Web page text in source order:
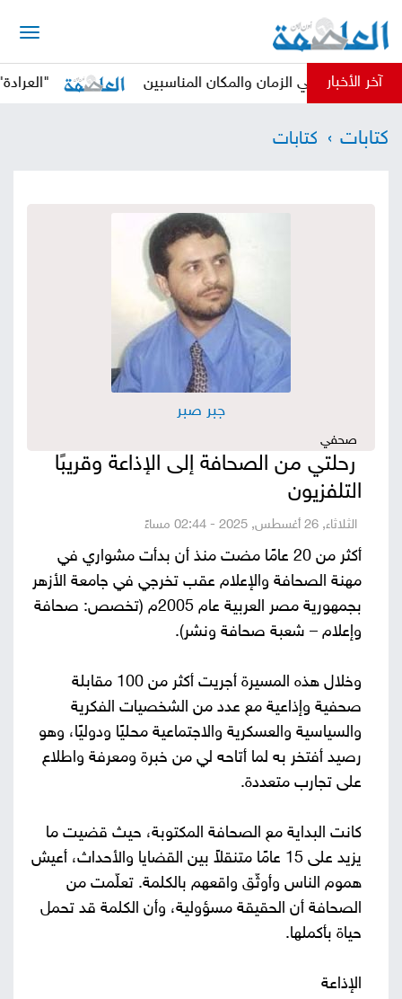
البحث
آخر الأخبار
في الزمان والمكان المناسبين "العرادة" يدعو
كتابات كتابات
جبر صبر
صحفي
رحلتي من الصحافة إلى الإذاعة وقريبًا
التلفزيون
الثلاثاء, 26 أغسطس, 2025 - 02:44 مساءً
أكثر من 20 عامًا مضت منذ أن بدأت مشواري في
مهنة الصحافة والإعلام عقب تخرجي في جامعة الأزهر
بجمهورية مصر العربية عام 2005م (تخصص: صحافة
وإعلام – شعبة صحافة ونشر).
وخلال هذه المسيرة أجريت أكثر من 100 مقابلة
صحفية وإذاعية مع عدد من الشخصيات الفكرية
والسياسية والعسكرية والاجتماعية محليًا ودوليًا، وهو
رصيد أفتخر به لما أتاحه لي من خبرة ومعرفة واطلاع
على تجارب متعددة.
كانت البداية مع الصحافة المكتوبة، حيث قضيت ما
يزيد على 15 عامًا متنقلاً بين القضايا والأحداث، أعيش
هموم الناس وأوثّق واقعهم بالكلمة. تعلّمت من
الصحافة أن الحقيقة مسؤولية، وأن الكلمة قد تحمل
حياة بأكملها.
الإذاعة